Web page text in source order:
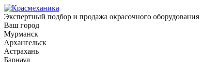
Экспертный подбор и продажа окрасочного оборудования
Ваш город
Мурманск
Архангельск
Астрахань
Барнаул